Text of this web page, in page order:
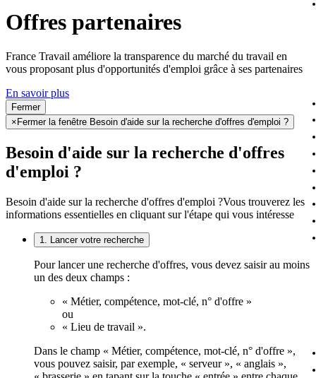
Offres partenaires
France Travail améliore la transparence du marché du travail en
vous proposant plus d'opportunités d'emploi grâce à ses partenaires
En savoir plus
Fermer
× Fermer la fenêtre Besoin d'aide sur la recherche d'offres d'emploi ?
Besoin d'aide sur la recherche d'offres
d'emploi ?
Besoin d'aide sur la recherche d'offres d'emploi ?Vous trouverez les
informations essentielles en cliquant sur l'étape qui vous intéresse
1. Lancer votre recherche
Pour lancer une recherche d'offres, vous devez saisir au moins
un des deux champs :
« Métier, compétence, mot-clé, n° d'offre »
ou
« Lieu de travail ».
Dans le champ « Métier, compétence, mot-clé, n° d'offre »,
vous pouvez saisir, par exemple, « serveur », « anglais »,